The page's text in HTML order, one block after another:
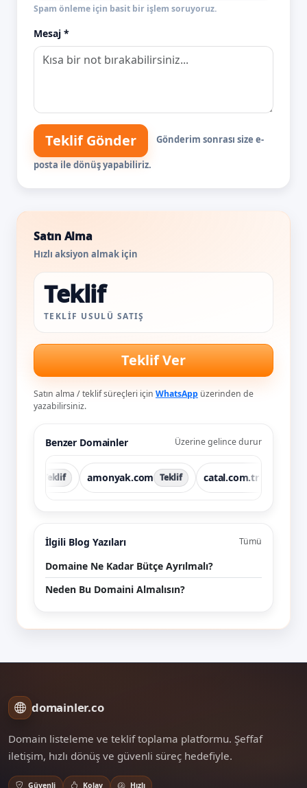
Spam önleme için basit bir işlem soruyoruz.
Mesaj *
Teklif Gönder Gönderim sonrası size e-
posta ile dönüş yapabiliriz.
Satın Alma
Hızlı aksiyon almak için
Teklif
TEKLIF USULÜ SATIŞ
Teklif Ver
Satın alma / teklif süreçleri için WhatsApp üzerinden de
yazabilirsiniz.
Benzer Domainler Üzerine gelince durur
amonyak.com Teklif catal.com.tr Teklif
İlgili Blog Yazıları Tümü
Domaine Ne Kadar Bütçe Ayrılmalı?
Neden Bu Domaini Almalısın?
domainler.co
Domain listeleme ve teklif toplama platformu. Şeffaf
iletişim, hızlı dönüş ve güvenli süreç hedefiyle.
Güvenli Kolay Hızlı